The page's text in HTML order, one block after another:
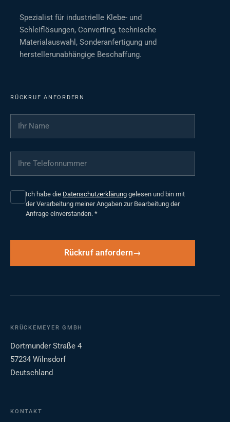
Spezialist für industrielle Klebe- und
Schleiflösungen, Converting, technische
Materialauswahl, Sonderanfertigung und
herstellerunabhängige Beschaffung.
RÜCKRUF ANFORDERN
Ihr Name
Ihre Telefonnummer
Ich habe die Datenschutzerklärung gelesen und bin mit
der Verarbeitung meiner Angaben zur Bearbeitung der
Anfrage einverstanden. *
Rückruf anfordern
KRÜCKEMEYER GMBH
Dortmunder Straße 4
57234 Wilnsdorf
Deutschland
KONTAKT